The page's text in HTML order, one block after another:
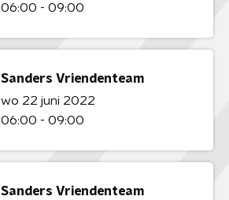
06:00 - 09:00
Sanders Vriendenteam
wo 22 juni 2022
06:00 - 09:00
Sanders Vriendenteam